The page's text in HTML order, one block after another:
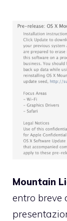
Mountain
entro breve